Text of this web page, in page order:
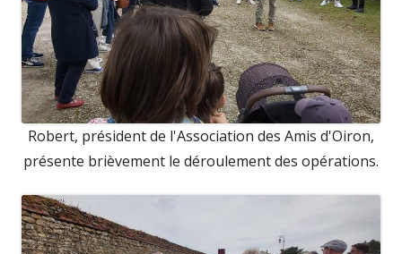
Robert, président de l'Association des Amis d'Oiron,
présente brièvement le déroulement des opérations.